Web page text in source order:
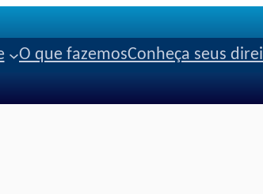
O que fazemosConheça seus